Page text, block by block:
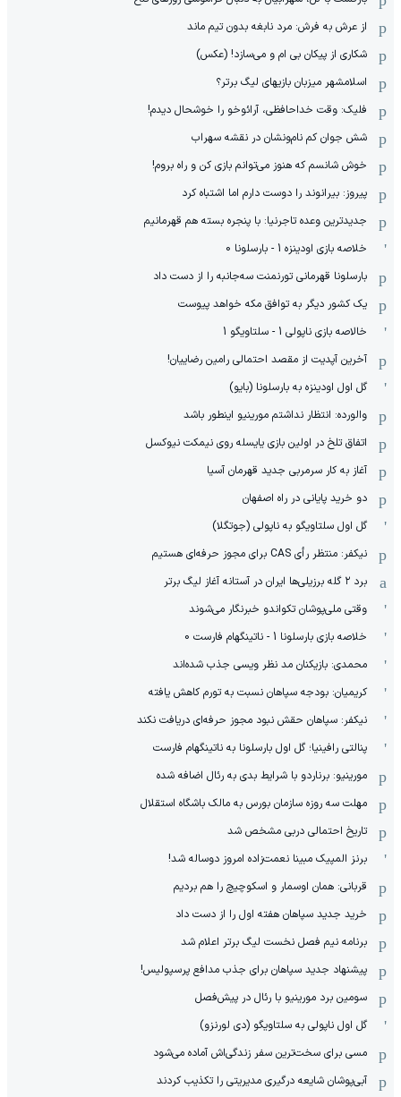
از عرش به فرش: مرد نابغه‌ بدون تیم ماند
شکاری از پیکان بی ام و می‌سازد! (عکس)
اسلامشهر میزبان بازیهای لیگ برتر؟
فلیک: وقت خداحافظی، آرائوخو را خوشحال دیدم!
شش جوان کم نام‌و‌نشان در نقشه سهراب
خوش شانسم که هنوز می‌توانم بازی کن و راه بروم!
پیروز: بیرانوند را دوست دارم اما اشتباه کرد
جدیدترین وعده تاجرنیا: با پنجره بسته هم قهرمانیم
خلاصه بازی اودینزه 1 - بارسلونا 0
بارسلونا قهرمانی تورنمنت سه‌جانبه را از دست داد
یک کشور دیگر به توافق مکه خواهد پیوست
خالاصه بازی ناپولی 1 - سلتاویگو 1
آخرین آپدیت از مقصد احتمالی رامین رضاییان!
گل اول اودینزه به بارسلونا (بایو)
والورده: انتظار نداشتم مورینیو اینطور باشد
اتفاق تلخ در اولین بازی یایسله روی نیمکت نیوکسل
آغاز به کار سرمربی جدید قهرمان آسیا
دو خرید پایانی در راه اصفهان
گل اول سلتاویگو به ناپولی (جوتگلا)
نیکفر: منتظر رأی CAS برای مجوز حرفه‌ای هستیم
برد ۲ گله برزیلی‌ها ایران در آستانه آغاز لیگ برتر
وقتی ملی‌پوشان تکواندو خبرنگار می‌شوند
خلاصه بازی بارسلونا 1 - ناتینگهام فارست 0
محمدی: بازیکنان مد نظر ویسی جذب شده‌اند
کریمیان: بودجه سپاهان نسبت به تورم کاهش یافته
نیکفر: سپاهان حقش نبود مجوز حرفه‌ای دریافت نکند
پنالتی رافینیا؛ گل اول بارسلونا به ناتینگهام فارست
مورینیو: برناردو با شرایط بدی به رئال اضافه شده
مهلت سه روزه سازمان بورس به مالک باشگاه استقلال
تاریخ احتمالی دربی مشخص شد
برنز المپیک مبینا نعمت‌زاده امروز دوساله شد!
قربانی: همان اوسمار و اسکوچیچ را هم بردیم
خرید جدید سپاهان هفته اول را از دست داد
برنامه نیم فصل نخست لیگ برتر اعلام شد
پیشنهاد جدید سپاهان برای جذب مدافع پرسپولیس!
سومین برد مورینیو با رئال در پیش‌فصل
گل اول ناپولی به سلتاویگو (دی لورنزو)
مسی برای سخت‌ترین سفر زندگی‌اش آماده می‌شود
آبی‌پوشان شایعه درگیری مدیریتی را تکذیب کردند